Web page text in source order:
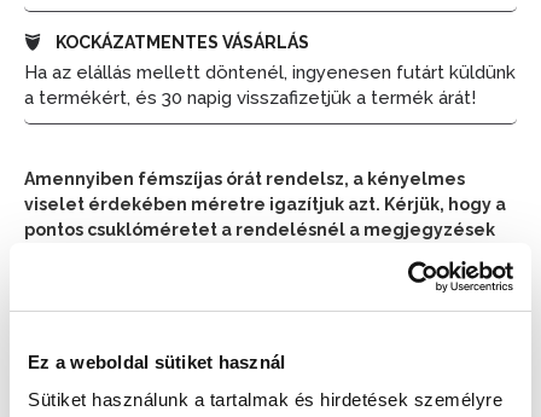
Ez a weboldal sütiket használ
Sütiket használunk a tartalmak és hirdetések személyre
KOCKÁZATMENTES VÁSÁRLÁS
Ha az elállás mellett döntenél, ingyenesen futárt küldünk
a termékért, és 30 napig visszafizetjük a termék árát!
Amennyiben fémszíjas órát rendelsz, a kényelmes
viselet érdekében méretre igazítjuk azt. Kérjük, hogy a
pontos csuklóméretet a rendelésnél a megjegyzések
Augusztus 10. (Hétfő)📦